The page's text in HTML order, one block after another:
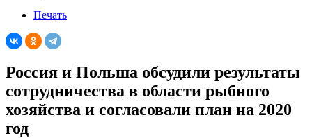
Печать
Россия и Польша обсудили результаты
сотрудничества в области рыбного
хозяйства и согласовали план на 2020
год